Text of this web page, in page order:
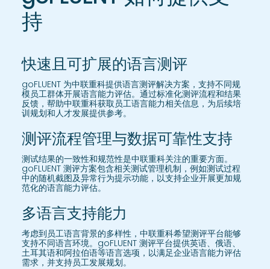
持
快速且可扩展的语言测评
goFLUENT 为中联重科提供语言测评解决方案，支持不同规
模员工群体开展语言能力评估。通过标准化测评流程和结果
反馈，帮助中联重科获取员工语言能力相关信息，为后续培
训规划和人才发展提供参考。
测评流程管理与数据可靠性支持
测试结果的一致性和规范性是中联重科关注的重要方面。
goFLUENT 测评方案包含相关测试管理机制，例如测试过程
中的随机截图及异常行为提示功能，以支持企业开展更加规
范化的语言能力评估。
多语言支持能力
考虑到员工语言背景的多样性，中联重科希望测评平台能够
支持不同语言环境。goFLUENT 测评平台提供英语、俄语、
土耳其语和阿拉伯语等语言选项，以满足企业语言能力评估
需求，并支持员工发展规划。